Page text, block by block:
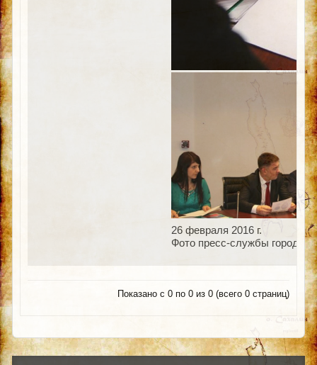
26 февраля 2016 г.
Фото пресс-службы
Показано с 0 по 0 из 0 (всего 0 страниц)